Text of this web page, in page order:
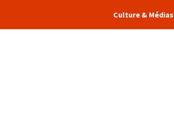
Culture & Médias